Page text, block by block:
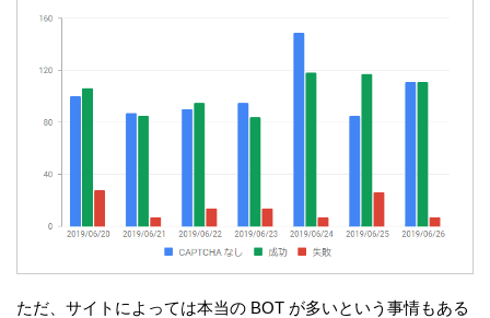
ただ、サイトによっては本当の BOT が多いという事情もある